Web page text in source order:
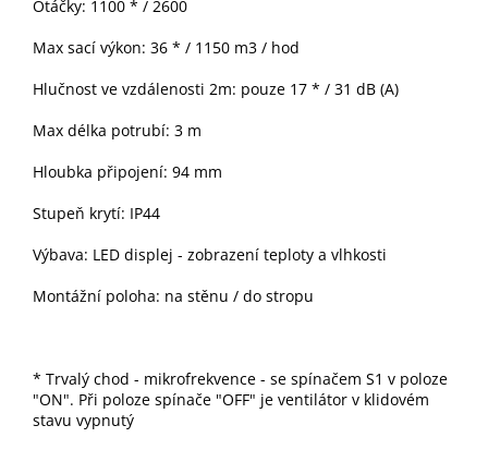
Otáčky: 1100 * / 2600
Max sací výkon: 36 * / 1150 m3 / hod
Hlučnost ve vzdálenosti 2m: pouze 17 * / 31 dB (A)
Max délka potrubí: 3 m
Hloubka připojení: 94 mm
Stupeň krytí: IP44
Výbava: LED displej - zobrazení teploty a vlhkosti
Montážní poloha: na stěnu / do stropu
* Trvalý chod - mikrofrekvence - se spínačem S1 v poloze
"ON". Při poloze spínače "OFF" je ventilátor v klidovém
stavu vypnutý